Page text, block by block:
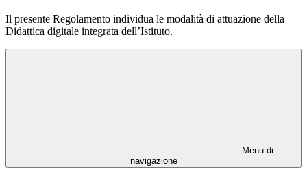
Il presente Regolamento individua le modalità di attuazione della
Didattica digitale integrata dell’Istituto.
Menu di
navigazione